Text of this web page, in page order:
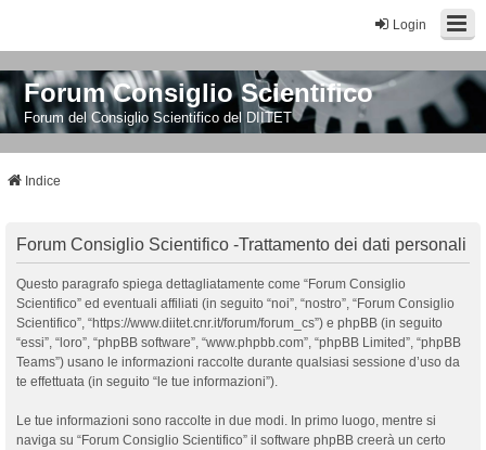
Login
Forum Consiglio Scientifico
Forum del Consiglio Scientifico del DIITET
Indice
Forum Consiglio Scientifico -Trattamento dei dati personali
Questo paragrafo spiega dettagliatamente come “Forum Consiglio
Scientifico” ed eventuali affiliati (in seguito “noi”, “nostro”, “Forum Consiglio
Scientifico”, “https://www.diitet.cnr.it/forum/forum_cs”) e phpBB (in seguito
“essi”, “loro”, “phpBB software”, “www.phpbb.com”, “phpBB Limited”, “phpBB
Teams”) usano le informazioni raccolte durante qualsiasi sessione d’uso da
te effettuata (in seguito “le tue informazioni”).
Le tue informazioni sono raccolte in due modi. In primo luogo, mentre si
naviga su “Forum Consiglio Scientifico” il software phpBB creerà un certo